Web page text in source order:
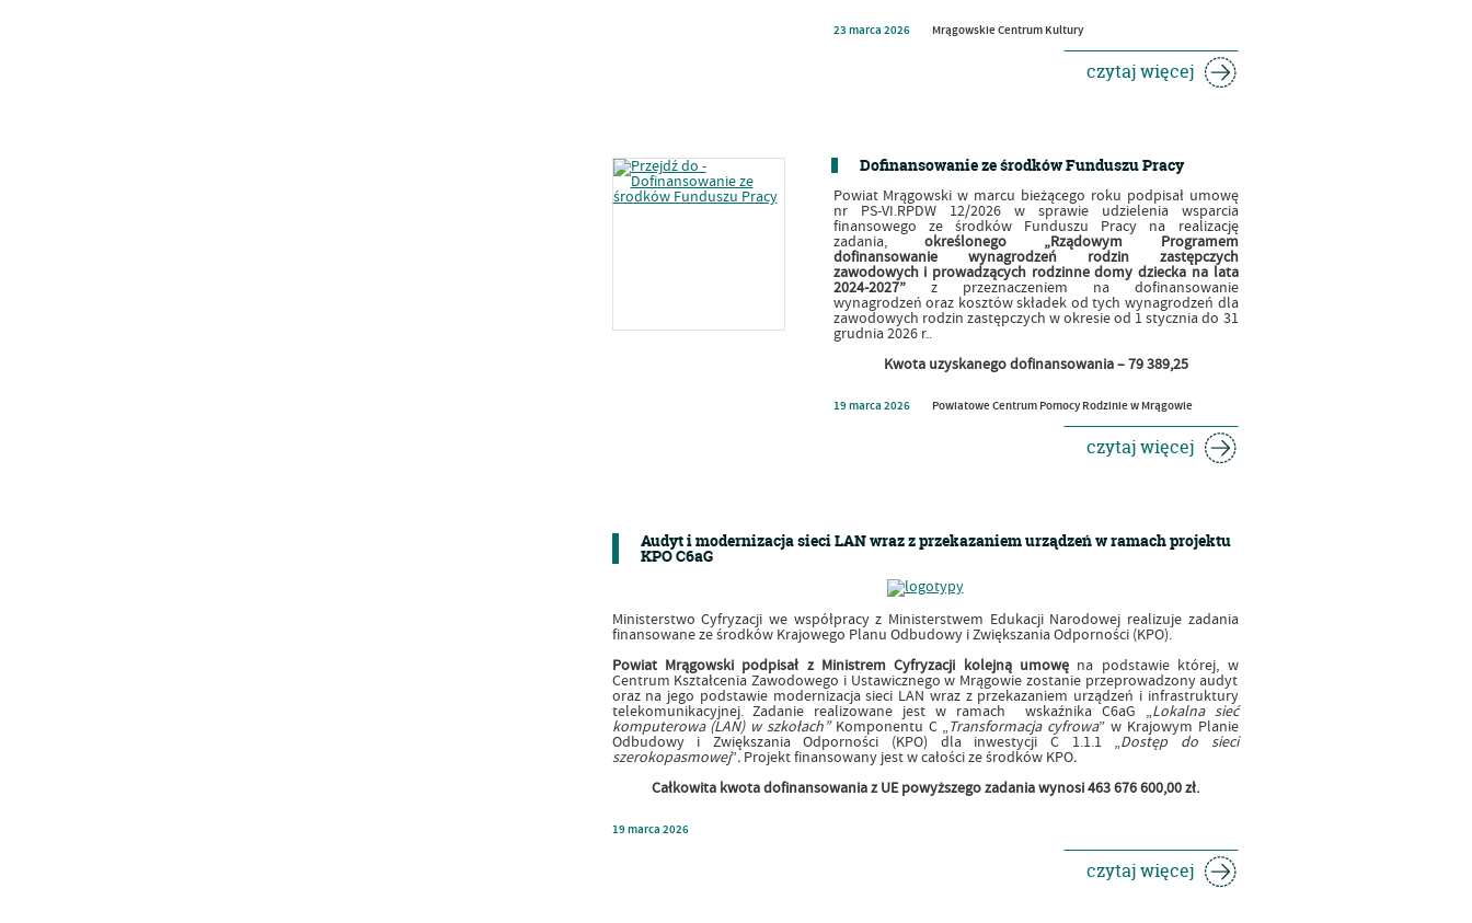
23 marca 2026 Mrągowskie Centrum Kultury
czytaj więcej
Dofinansowanie ze środków Funduszu Pracy
Powiat Mrągowski w marcu bieżącego roku podpisał umowę
nr PS-VI.RPDW 12/2026 w sprawie udzielenia wsparcia
finansowego ze środków Funduszu Pracy na realizację
zadania, określonego „Rządowym Programem
dofinansowanie wynagrodzeń rodzin zastępczych
zawodowych i prowadzących rodzinne domy dziecka na lata
2024-2027” z przeznaczeniem na dofinansowanie
wynagrodzeń oraz kosztów składek od tych wynagrodzeń dla
zawodowych rodzin zastępczych w okresie od 1 stycznia do 31
grudnia 2026 r..
Kwota uzyskanego dofinansowania – 79 389,25
19 marca 2026 Powiatowe Centrum Pomocy Rodzinie w Mrągowie
czytaj więcej
Audyt i modernizacja sieci LAN wraz z przekazaniem urządzeń w ramach projektu
KPO C6aG
Ministerstwo Cyfryzacji we współpracy z Ministerstwem Edukacji Narodowej realizuje zadania
finansowane ze środków Krajowego Planu Odbudowy i Zwiększania Odporności (KPO).
Powiat Mrągowski podpisał z Ministrem Cyfryzacji kolejną umowę na podstawie której, w
Centrum Kształcenia Zawodowego i Ustawicznego w Mrągowie zostanie przeprowadzony audyt
oraz na jego podstawie modernizacja sieci LAN wraz z przekazaniem urządzeń i infrastruktury
telekomunikacyjnej. Zadanie realizowane jest w ramach wskaźnika C6aG „Lokalna sieć
komputerowa (LAN) w szkołach” Komponentu C „Transformacja cyfrowa” w Krajowym Planie
Odbudowy i Zwiększania Odporności (KPO) dla inwestycji C 1.1.1 „Dostęp do sieci
szerokopasmowej”. Projekt finansowany jest w całości ze środków KPO.
Całkowita kwota dofinansowania z UE powyższego zadania wynosi 463 676 600,00 zł.
19 marca 2026
czytaj więcej